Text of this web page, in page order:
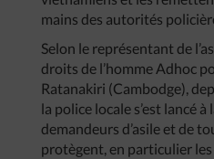
mains des autorités
Selon le représentant de
droits de l’homme Adhoc
Ratanakiri (Cambodge),
la police locale s’est lancé
demandeurs d’asile et de
protègent, en particulier